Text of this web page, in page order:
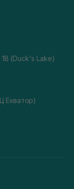
1В (Duck's Lake)
Екватор)